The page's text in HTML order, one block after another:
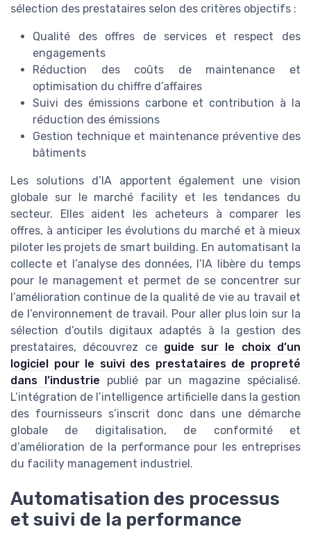
sélection des prestataires selon des critères objectifs :
Qualité des offres de services et respect des
engagements
Réduction des coûts de maintenance et
optimisation du chiffre d’affaires
Suivi des émissions carbone et contribution à la
réduction des émissions
Gestion technique et maintenance préventive des
bâtiments
Les solutions d’IA apportent également une vision
globale sur le marché facility et les tendances du
secteur. Elles aident les acheteurs à comparer les
offres, à anticiper les évolutions du marché et à mieux
piloter les projets de smart building. En automatisant la
collecte et l’analyse des données, l’IA libère du temps
pour le management et permet de se concentrer sur
l’amélioration continue de la qualité de vie au travail et
de l’environnement de travail. Pour aller plus loin sur la
sélection d’outils digitaux adaptés à la gestion des
prestataires, découvrez ce guide sur le choix d’un
logiciel pour le suivi des prestataires de propreté
dans l’industrie publié par un magazine spécialisé.
L’intégration de l’intelligence artificielle dans la gestion
des fournisseurs s’inscrit donc dans une démarche
globale de digitalisation, de conformité et
d’amélioration de la performance pour les entreprises
du facility management industriel.
Automatisation des processus
et suivi de la performance